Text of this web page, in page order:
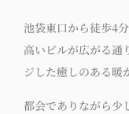
池袋東口から徒歩4分
高いビルが広がる通
ジした癒しのある暖
都会でありながら少